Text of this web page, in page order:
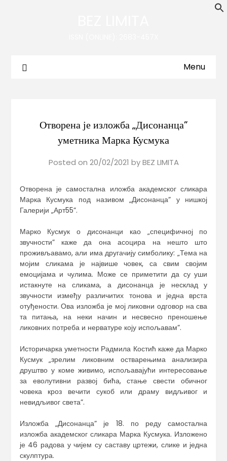
Menu
Отворена је изложба „Дисонанца”
уметника Марка Кусмука
Posted on 20/02/2021 byBEZ LIMITA
Отворена је самостална иложба академског сликара
Марка Кусмука под називом „Дисонанца” у нишкој
Галерији „Арт55”.
Марко Кусмук о дисонанци као „специфичној по
звучности” каже да она асоцира на нешто што
проживљавамо, али има другачију симболику: „Тема на
мојим сликама је највише човек, са свим својим
емоцијама и чулима. Може се приметити да су уши
истакнуте на сликама, а дисонанца је несклад у
звучности између различитих тонова и једна врста
отуђености. Ова изложба је мој ликовни одговор на сва
та питања, на неки начин и несвесно преношење
ликовних потреба и нерватуре коју испољавам”.
Историчарка уметности Радмила Костић каже да Марко
Кусмук „зрелим ликовним остварењима анализира
друштво у коме живимо, испољавајући интересовање
за еволутивни развој бића, стање свести обичног
човека кроз вечити сукоб или драму видљивог и
невидљивог света”.
Изложба „Дисонанца” је 18. по реду самостална
изложба академског сликара Марка Кусмука. Изложено
је 46 радова у чијем су саставу цртежи, слике и једна
скулптура.